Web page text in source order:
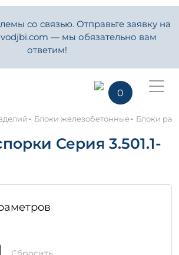
со связью. Отправьте заявку на
— мы обязательно вам
ответим!
0
- Блоки железобетонные- Блоки
Серия 3.501.1-